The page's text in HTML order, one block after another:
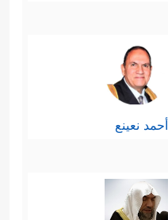
أحمد نعينع